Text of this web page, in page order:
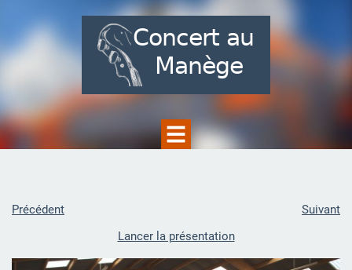
Précédent
Suivant
Lancer la présentation